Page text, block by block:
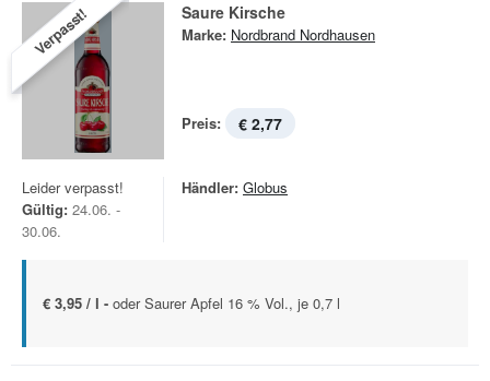
Verpasst! Saure Kirsche
Marke: Nordbrand Nordhausen
Preis: € 2,77
Leider verpasst!
Gültig: 24.06. -
30.06.
Händler: Globus
€ 3,95 / l - oder Saurer Apfel 16 % Vol., je 0,7 l